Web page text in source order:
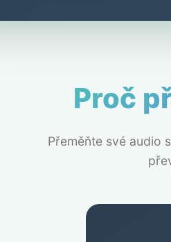
Proč
Přeměňte své audio